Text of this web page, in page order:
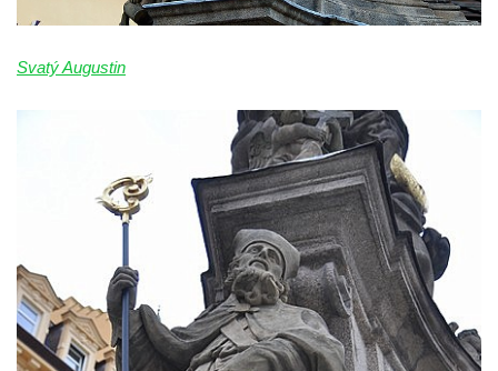
Panny Marie v Žatci
Socha sv. Petra u kostela Nanebevzetí
Socha sv. Jana Nepomuckého u kostela
Nanebevzetí Panny Marie v Žatci
Socha sv. Pavla u kostela Nanebevzetí
Panny Marie v Žatci
Socha sv. Norberta u kostela Nanebevzetí
Panny Marie v Žatci
Svatý Augustin